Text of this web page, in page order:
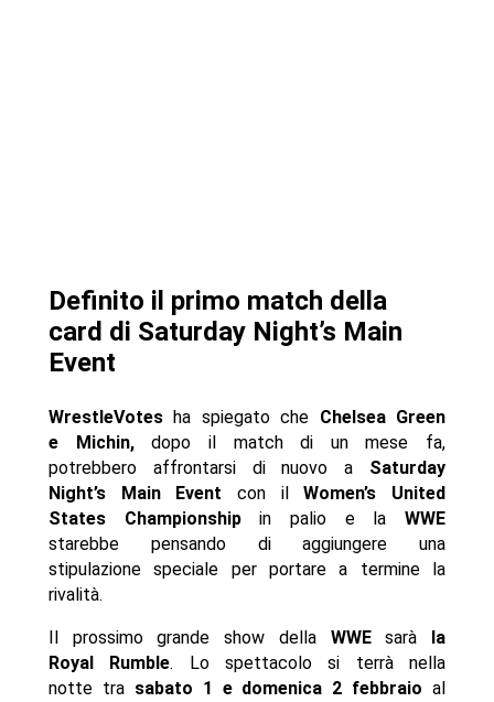
Definito il primo match della
card di Saturday Night’s Main
Event
WrestleVotesha spiegato che Chelsea Green
e Michin,dopo il match di un mese fa,
potrebbero affrontarsi di nuovo a Saturday
Night’s Main Event con ilWomen’s United
States Championshipin palio e laWWE
starebbe pensando di aggiungere una
stipulazione speciale per portare a termine la
rivalità.
Il prossimo grande show della WWEsarà
la
Royal Rumble. Lo spettacolo si terrà nella
notte tra sabato 1 e domenica 2 febbraioal